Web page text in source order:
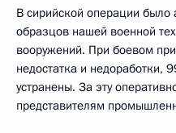
В сирийской операции
образцов нашей военной
вооружений. При боевом
недостатка и недоработки,
устранены. За эту
представителям